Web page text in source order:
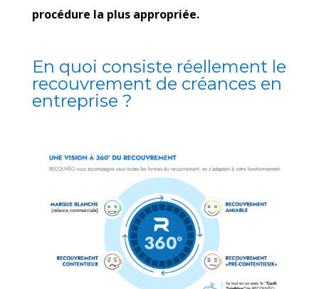
procédure la plus appropriée.
En quoi consiste réellement le
recouvrement de créances en
entreprise ?